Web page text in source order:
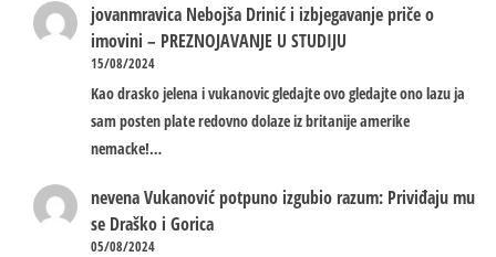
jovanmravica Nebojša Drinić i izbjegavanje priče o
imovini – PREZNOJAVANJE U STUDIJU
15/08/2024
Kao drasko jelena i vukanovic gledajte ovo gledajte ono lazu ja
sam posten plate redovno dolaze iz britanije amerike
nemacke!…
nevenaVukanović potpuno izgubio razum: Priviđaju mu
se Draško i Gorica
05/08/2024